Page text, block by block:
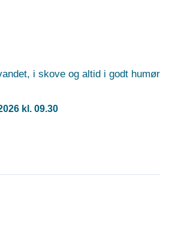
i skove og altid i godt humør
kl. 09.30